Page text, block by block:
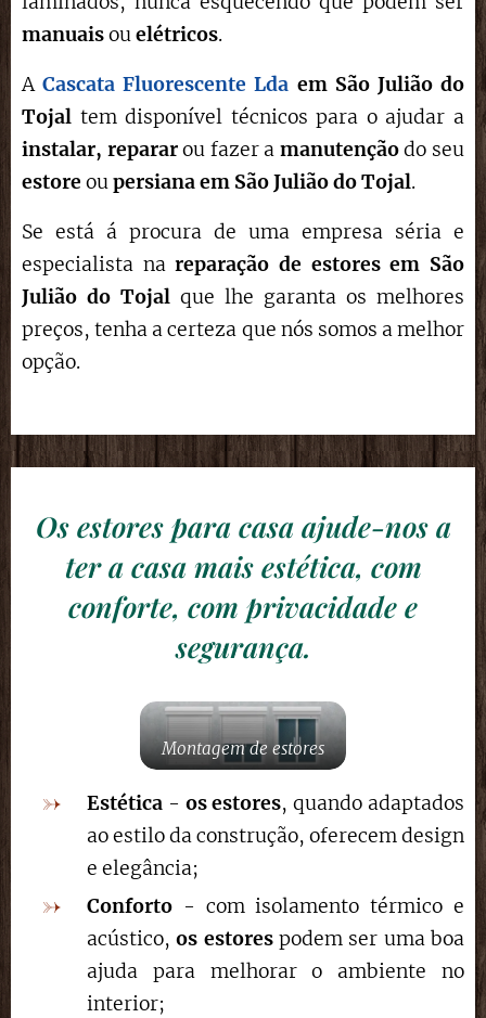
manuaisouelétricos.
ACascata Fluorescente Lda em São Julião do
Tojal tem disponível técnicos para o ajudar a
instalar, repararou fazer a manutençãodo seu
estore oupersiana em São Julião do Tojal.
Se está á procura de uma empresa séria e
especialista nareparação de estoresem São
Julião do Tojal que lhe garanta os melhores
preços, tenha a certeza que nós somos a melhor
opção.
Os estores para casa ajude-nos a
ter a casa mais estética, com
conforte, com privacidade e
segurança.
Montagem de estores
Estética - os estores, quando adaptados
ao estilo da construção, oferecem design
e elegância;
Conforto - com isolamento térmico e
acústico,os estorespodem ser uma boa
ajuda para melhorar o ambiente no
interior;